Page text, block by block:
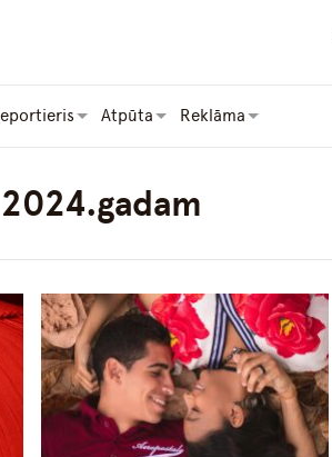
Atpūta Reklāma